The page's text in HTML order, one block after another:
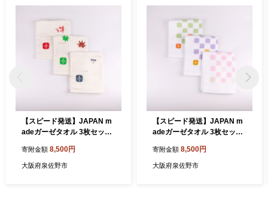
【スピード発送】JAPAN m
adeガーゼタオル 3枚セット
吸水 普段使い シンプル 日用
品】 099H333
寄附金額 8,500円
大阪府泉佐野市
【スピード発送】JAPAN m
adeガーゼタオル 3枚セット
水 普段使い シンプル 日用
品】 099H332
寄附金額 8,500円
大阪府泉佐野市